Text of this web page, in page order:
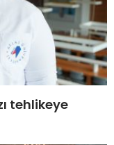
tehlikeye